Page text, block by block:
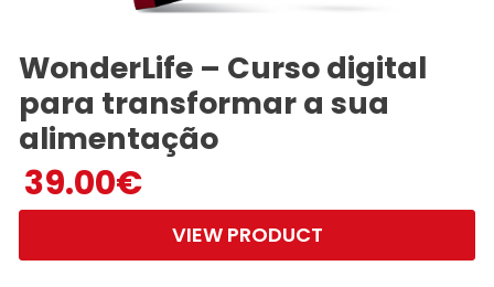
WonderLife – Curso digital
para transformar a sua
alimentação
39.00€
VIEW PRODUCT